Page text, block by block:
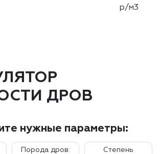
р/м3
ДРОВ
нужные параметры:
Порода дров:
Степень